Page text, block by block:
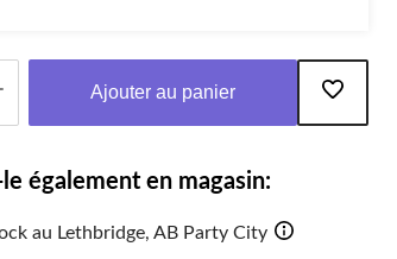
Ajouter au panier
également en magasin:
au Lethbridge, AB Party City